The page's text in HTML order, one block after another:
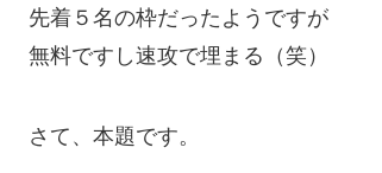
先着５名の枠だったようですが
無料ですし速攻で埋まる（笑）
さて、本題です。